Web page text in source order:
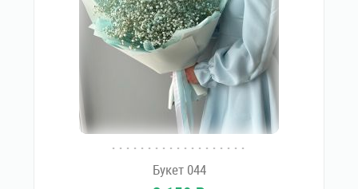
Букет 044